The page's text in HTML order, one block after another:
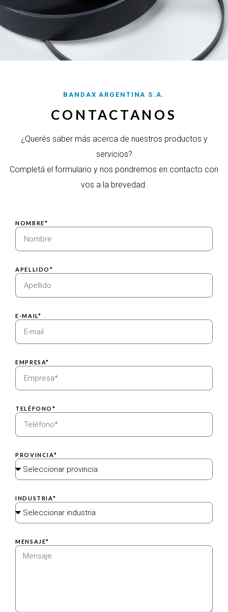
BANDAX ARGENTINA S.A.
CONTACTANOS
¿Querés saber más acerca de nuestros productos y
servicios?
Completá el formulario y nos pondremos en contacto con
vos a la brevedad.
NOMBRE*
APELLIDO*
E-MAIL*
EMPRESA*
TELÉFONO*
PROVINCIA*
INDUSTRIA*
MENSAJE*